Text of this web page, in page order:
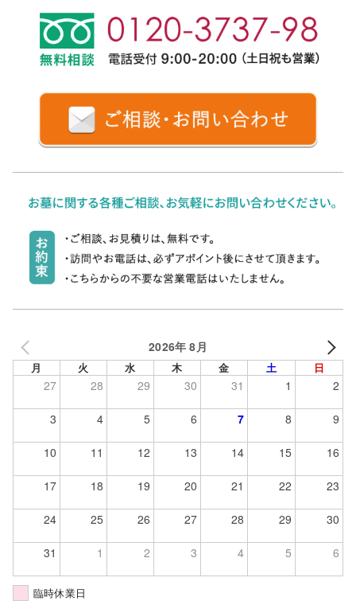
2026年 8月
月 火 水 木 金 土 日
27 28 29 30 31 1 2
3 4 5 6 7 8 9
10 11 12 13 14 15 16
17 18 19 20 21 22 23
24 25 26 27 28 29 30
31 1 2 3 4 5 6
臨時休業日